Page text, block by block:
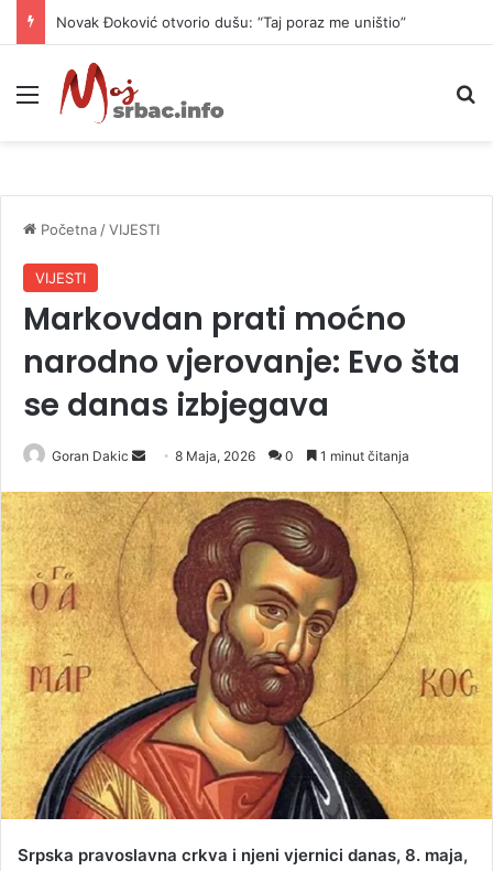
Novak Đoković otvorio dušu: “Taj poraz me uništio”
Meni
Početna /VIJESTI
VIJESTI
Markovdan prati moćno
narodno vjerovanje: Evo šta
se danas izbjegava
Goran Dakic
n
d
a
n
e
a
i
l
8 Maja, 2026 0 1 minut čitanja
Srpska pravoslavna crkva i njeni vjernici danas, 8. maja,